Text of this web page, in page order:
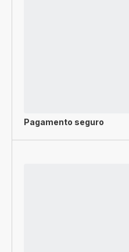
Pagamento seguro